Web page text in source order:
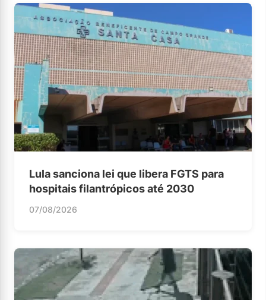
Lula sanciona lei que libera FGTS para
hospitais filantrópicos até 2030
07/08/2026